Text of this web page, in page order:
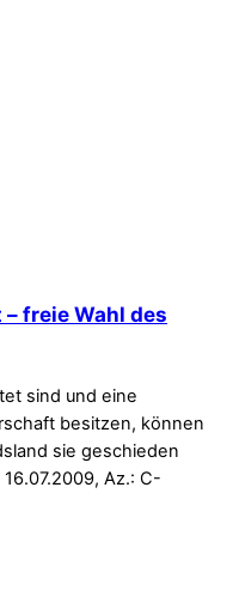
freie Wahl des
sind und eine
besitzen, können
sie geschieden
Az.: C-